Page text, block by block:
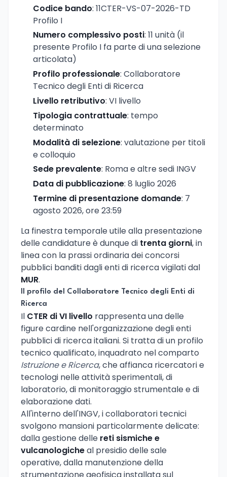
Codice bando: 11CTER-VS-07-2026-TD
Profilo I
Numero complessivo posti: 11 unità (il
presente Profilo I fa parte di una selezione
articolata)
Profilo professionale: Collaboratore
Tecnico degli Enti di Ricerca
Livello retributivo: VI livello
Tipologia contrattuale: tempo
determinato
Modalità di selezione: valutazione per titoli
e colloquio
Sede prevalente: Roma e altre sedi INGV
Data di pubblicazione: 8 luglio 2026
Termine di presentazione domande: 7
agosto 2026, ore 23:59
La finestra temporale utile alla presentazione
delle candidature è dunque di trenta giorni, in
linea con la prassi ordinaria dei concorsi
pubblici banditi dagli enti di ricerca vigilati dal
MUR.
Il profilo del Collaboratore Tecnico degli Enti di
Ricerca
Il CTER di VI livello rappresenta una delle
figure cardine nell'organizzazione degli enti
pubblici di ricerca italiani. Si tratta di un profilo
tecnico qualificato, inquadrato nel comparto
Istruzione e Ricerca, che affianca ricercatori e
tecnologi nelle attività sperimentali, di
laboratorio, di monitoraggio strumentale e di
elaborazione dati.
All'interno dell'INGV, i collaboratori tecnici
svolgono mansioni particolarmente delicate:
dalla gestione delle reti sismiche e
vulcanologicheal presidio delle sale
operative, dalla manutenzione della